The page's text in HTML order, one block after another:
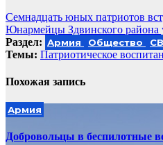
Навигация
по
записям
Семнадцать юных патриотов
Юнармейцы Здвинского района
Раздел: Армия Общество
Темы: Патриотическое
Похожая запись
Армия
Добровольцы в беспилотные